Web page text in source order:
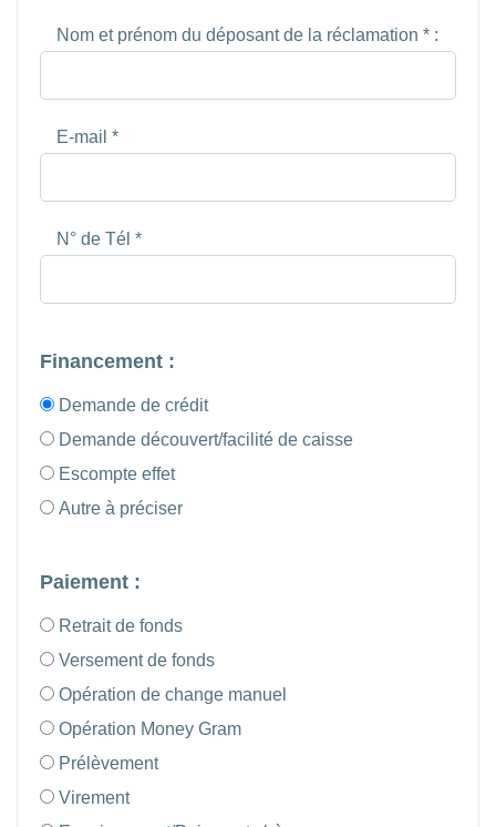
Nom et prénom du déposant de la réclamation * :
E-mail *
N° de Tél *
Financement :
Demande de crédit
Demande découvert/facilité de caisse
Escompte effet
Autre à préciser
Paiement :
Retrait de fonds
Versement de fonds
Opération de change manuel
Opération Money Gram
Prélèvement
Virement